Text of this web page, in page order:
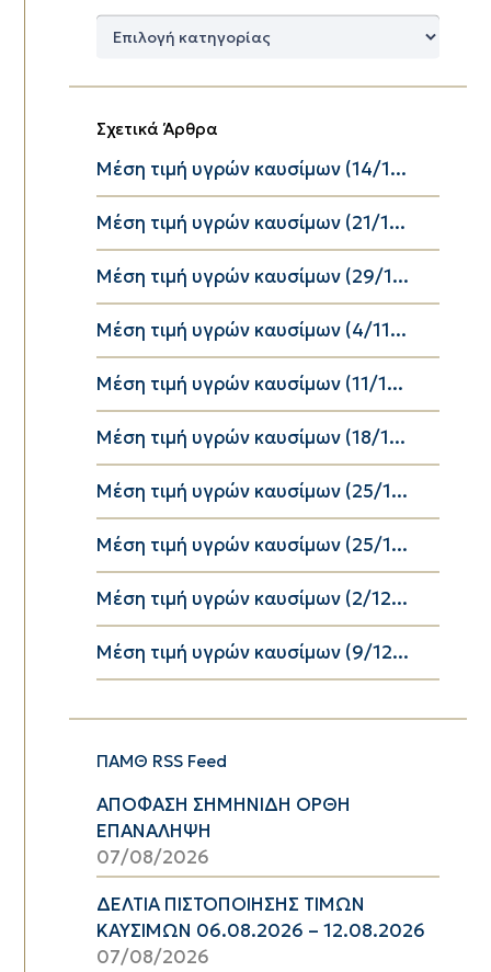
Δημοφιλείς
Σχετικά Άρθρα
Μέση τιμή υγρών καυσίμων (14/1...
Μέση τιμή υγρών καυσίμων (21/1...
Μέση τιμή υγρών καυσίμων (29/1...
Μέση τιμή υγρών καυσίμων (4/11...
Μέση τιμή υγρών καυσίμων (11/1...
Μέση τιμή υγρών καυσίμων (18/1...
Μέση τιμή υγρών καυσίμων (25/1...
Μέση τιμή υγρών καυσίμων (25/1...
Μέση τιμή υγρών καυσίμων (2/12...
Μέση τιμή υγρών καυσίμων (9/12...
ΠΑΜΘ RSS Feed
ΑΠΟΦΑΣΗ ΣΗΜΗΝΙΔΗ ΟΡΘΗ
ΕΠΑΝΑΛΗΨΗ
07/08/2026
ΔΕΛΤΙΑ ΠΙΣΤΟΠΟΙΗΣΗΣ ΤΙΜΩΝ
ΚΑΥΣΙΜΩΝ 06.08.2026 – 12.08.2026
07/08/2026